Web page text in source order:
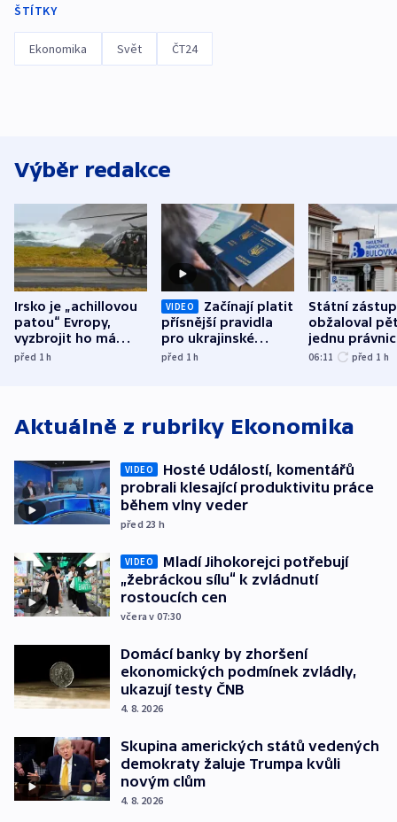
ŠTÍTKY
Ekonomika Svět ČT24
Výběr redakce
Irsko je „achillovou
patou“ Evropy,
vyzbrojit ho má
Francie
před 1h
VIDEO
Začínají platit
přísnější pravidla
pro ukrajinské
uprchlíky
před 1h
Státní
obžaloval
jednu
osobu v
06:11 před 1 h
Aktuálně z rubriky Ekonomika
VIDEO
Hosté Událostí, komentářů
probrali klesající produktivitu práce
během vlny veder
před 23 h
VIDEO
Mladí Jihokorejci potřebují
„žebráckou sílu“ k zvládnutí
rostoucích cen
včera v 07:30
Domácí banky by zhoršení
ekonomických podmínek zvládly,
ukazují testy ČNB
4. 8. 2026
Skupina amerických států vedených
demokraty žaluje Trumpa kvůli
novým clům
4. 8. 2026